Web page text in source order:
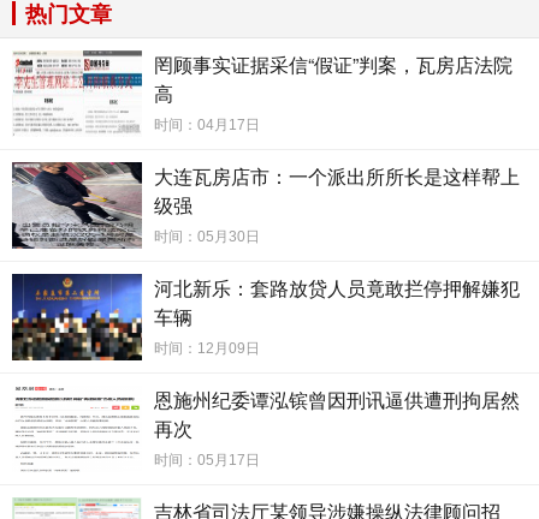
公室外打探消息，加微信群抱团维权。
8月19日，《经济参考报》记者陪同张女士前往当地派
出所报案时看到，许多手持“一城一家”“猪猪帮”“巢客遇家”租
赁合同的受害者正排着队报案。时值毕业季，受波及群体多
为刚毕业的大学生，大量租客交了一年甚至两年房租，房东
却没收到钱，要求租客搬离，许多租客陷入无家可归境地。
也有不少租客不愿搬离，与房东产生矛盾。派出所民警告诉
记者，此案波及面大，目前经侦部门正在调查。
巢客公寓官网显示，截至2019年9月，其已布局杭州、
万套房源。有报道称，巢客公寓此次事件造成约1.7万人利益
受损，涉及资金超过亿元。记者了解到，武汉巢客公寓曾在
4月被曝出资金链断裂，涉及租客房东超8000人。
热门文章
罔顾事实证据采信“假证”判案，瓦房店法院
高
时间：04月17日
大连瓦房店市：一个派出所所长是这样帮上
级强
时间：05月30日
河北新乐：套路放贷人员竟敢拦停押解嫌犯
车辆
时间：12月09日
恩施州纪委谭泓镔曾因刑讯逼供遭刑拘居然
再次
时间：05月17日
吉林省司法厅某领导涉嫌操纵法律顾问招